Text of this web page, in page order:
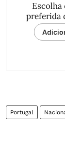
preferida
Portugal